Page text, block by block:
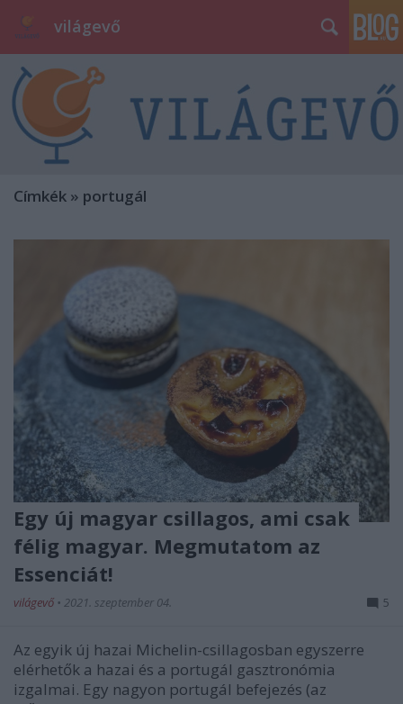
világevő
Címkék » portugál
Egy új magyar csillagos, ami csak
félig magyar. Megmutatom az
Essenciát!
világevő • 2021. szeptember 04. 5
Az egyik új hazai Michelin-csillagosban egyszerre
elérhetők a hazai és a portugál gasztronómia
izgalmai. Egy nagyon portugál befejezés (az